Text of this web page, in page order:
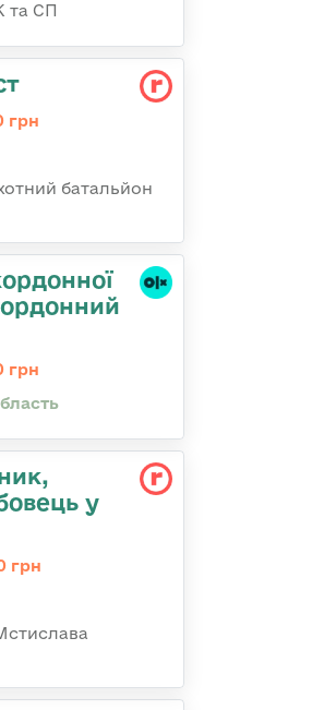
та СП
грн
батальйон
грн
у
грн